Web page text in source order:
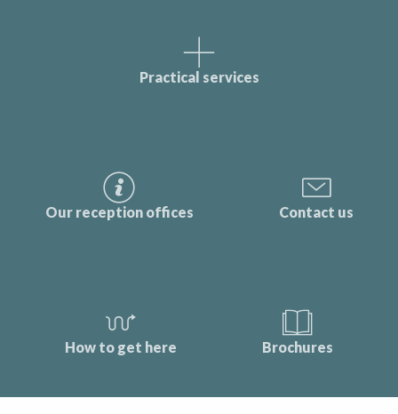
Practical services
Our reception offices Contact us
How to get here Brochures